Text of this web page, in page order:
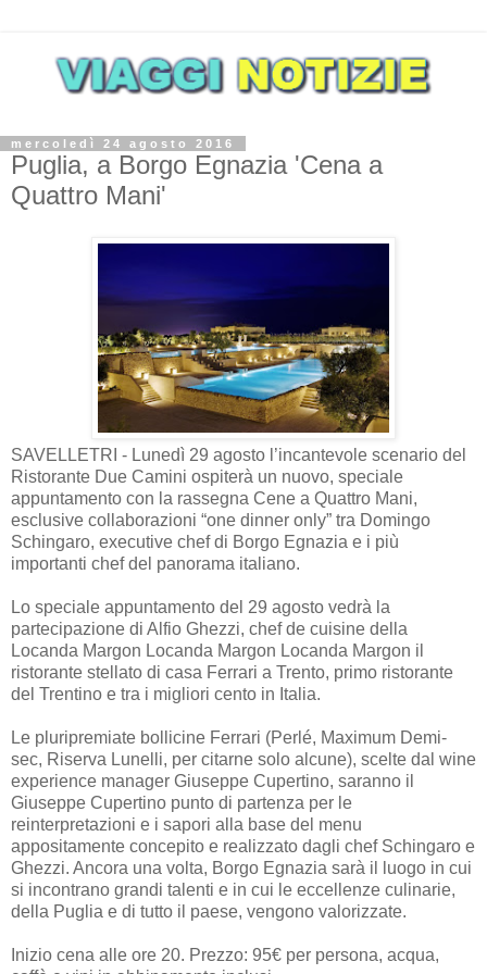
mercoledì 24 agosto 2016
Puglia, a Borgo Egnazia 'Cena a
Quattro Mani'
SAVELLETRI - Lunedì 29 agosto l’incantevole scenario del
Ristorante Due Camini ospiterà un nuovo, speciale
appuntamento con la rassegna Cene a Quattro Mani,
esclusive collaborazioni “one dinner only” tra Domingo
Schingaro, executive chef di Borgo Egnazia e i più
importanti chef del panorama italiano.
Lo speciale appuntamento del 29 agosto vedrà la
partecipazione di Alfio Ghezzi, chef de cuisine della
Locanda Margon Locanda Margon Locanda Margon il
ristorante stellato di casa Ferrari a Trento, primo ristorante
del Trentino e tra i migliori cento in Italia.
Le pluripremiate bollicine Ferrari (Perlé, Maximum Demi-
sec, Riserva Lunelli, per citarne solo alcune), scelte dal wine
experience manager Giuseppe Cupertino, saranno il
Giuseppe Cupertino punto di partenza per le
reinterpretazioni e i sapori alla base del menu
appositamente concepito e realizzato dagli chef Schingaro e
Ghezzi. Ancora una volta, Borgo Egnazia sarà il luogo in cui
si incontrano grandi talenti e in cui le eccellenze culinarie,
della Puglia e di tutto il paese, vengono valorizzate.
Inizio cena alle ore 20. Prezzo: 95€ per persona, acqua,